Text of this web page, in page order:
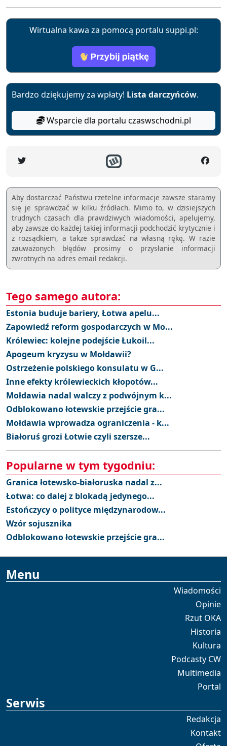
Wirtualna kawa za pomocą portalu suppi.pl:
Bardzo dziękujemy za wpłaty! Lista darczyńców.
Wsparcie dla portalu czaswschodni.pl
Aby dostarczać Państwu rzetelne informacje zawsze staramy
się je sprawdzać w kilku źródłach. Mimo to, w dzisiejszych
trudnych czasach dla prawdziwych wiadomości, apelujemy,
aby zawsze do każdej takiej informacji podchodzić krytycznie i
z rozsądkiem, a takze sprawdzać na własną rękę. W razie
zauważonych błędów prosimy o przysłanie informacji
zwrotnych na adres email redakcji.
Tego samego autora:
Estonia buduje bariery, Łotwa apelu...
Zapowiedź reform gospodarczych w Mo...
Królewiec: kolejne podejście Łukoil...
Apogeum kryzysu w Mołdawii?
Ostrzeżenie polskiego konsulatu w G...
Inne efekty królewieckich kłopotów...
Mołdawia nadal walczy z podwójnym k...
Odblokowano łotewskie przejście gra...
Mołdawia wprowadza ograniczenia - k...
Białoruś grozi Łotwie czyli szersze...
Popularne w tym tygodniu:
Granica łotewsko-białoruska nadal z...
Łotwa: co dalej z blokadą jedynego...
Estończycy o polityce międzynarodow...
Wzór sojusznika
Odblokowano łotewskie przejście gra...
Menu
Wiadomości
Opinie
Rzut OKA
Historia
Kultura
Podcasty CW
Multimedia
Portal
Serwis
Redakcja
Kontakt